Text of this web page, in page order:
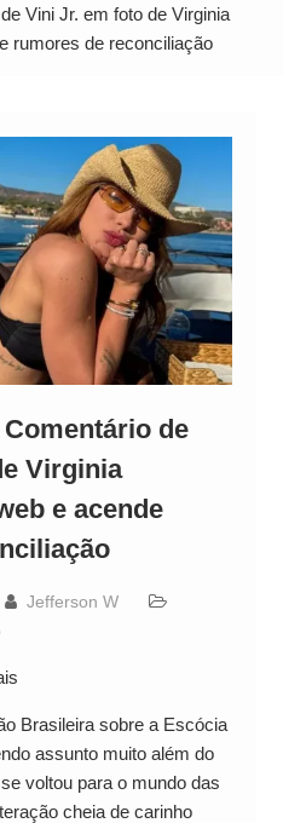
na Bahia prende 14
a ‘Zói de Gato’, do
Vini Jr. em foto de Virginia
rumores de reconciliação
de
Virginia
e acende
Jefferson W
Brasileira sobre a Escócia
assunto muito além do
voltou para o mundo das
cheia de carinho